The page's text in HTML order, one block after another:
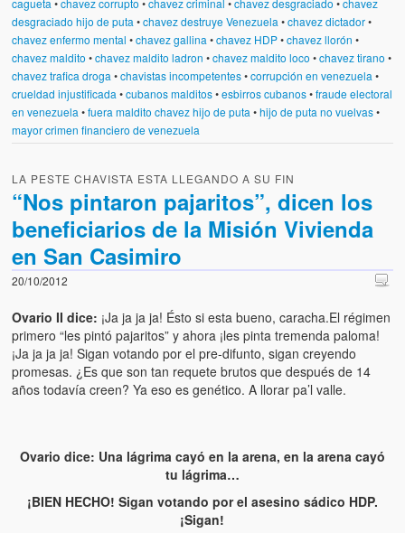
Víctimas inocentes de la violencia castrista del 4 de Febrero de
1992
¡¡¡Miserable traidor, mira a tu pueblo!!! (Despicable traitor, look
your country!!!)
Fotos
Cuentos
Videos
Chistes
cagueta •chavez corrupto •chavez criminal •chavez desgraciado •chavez
desgraciado hijo de puta •chavez destruye Venezuela •chavez dictador•
chavez enfermo mental •chavez gallina •chavez HDP•chavez llorón •
chavez maldito •chavez maldito ladron •chavez maldito loco •chavez tirano •
chavez trafica droga •chavistas incompetentes•corrupción en venezuela •
crueldad injustificada •cubanos malditos•esbirros cubanos•fraude electoral
en venezuela •fuera maldito chavez hijo de puta •hijo de puta no vuelvas•
mayor crimen financiero de venezuela
LA PESTE CHAVISTA ESTA LLEGANDO A SU FIN
“Nos pintaron pajaritos”, dicen los
beneficiarios de la Misión Vivienda
en San Casimiro
20/10/2012
Ovario II dice: ¡Ja ja ja ja! Ésto si esta bueno, caracha.El régimen
primero “les pintó pajaritos” y ahora ¡les pinta tremenda paloma!
¡Ja ja ja ja! Sigan votando por el pre-difunto, sigan creyendo
promesas. ¿Es que son tan requete brutos que después de 14
años todavía creen? Ya eso es genético. A llorar pa’l valle.
Ovario dice: Una lágrima cayó en la arena, en la arena cayó
tu lágrima…
¡BIEN HECHO! Sigan votando por el asesino sádico HDP.
¡Sigan!